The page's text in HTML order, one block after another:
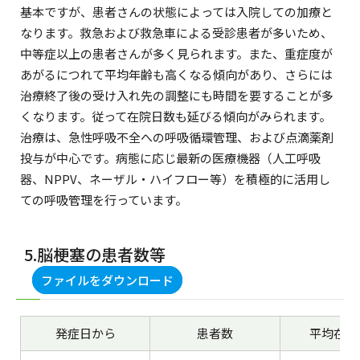
基本ですが、患者さんの状態によっては入院しての加療と
なります。救急および救急車による受診患者が多いため、
中等症以上の患者さんが多く見られます。また、重症度が
あがるにつれて平均年齢も高くなる傾向があり、さらには
治療終了後の受け入れ先の調整にも時間を要することが多
くなります。従って在院日数も延びる傾向がみられます。
治療は、急性呼吸不全への呼吸循環管理、および点滴薬剤
投与が中心です。病態に応じ最新の医療機器（人工呼吸
器、NPPV、ネーザル・ハイフロー等）を積極的に活用し
ての呼吸管理を行っています。
5.脳梗塞の患者数等
ファイルをダウンロード
発症日から 患者数 平均在